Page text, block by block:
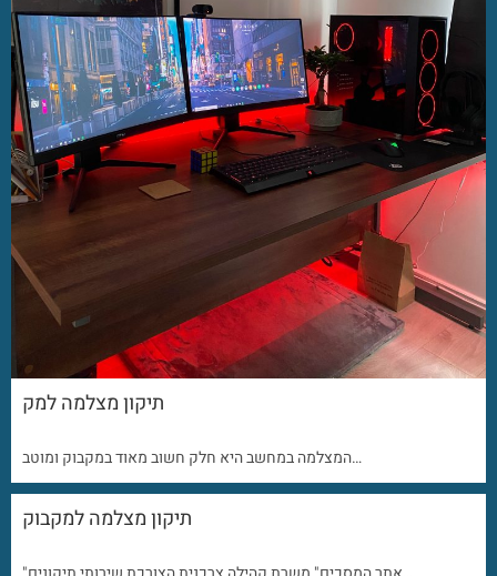
תיקון מצלמה למק
המצלמה במחשב היא חלק חשוב מאוד במקבוק ומוטב…
תיקון מצלמה למקבוק